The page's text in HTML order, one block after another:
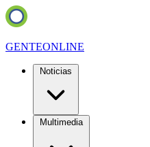
GENTEONLINE
Noticias
Multimedia